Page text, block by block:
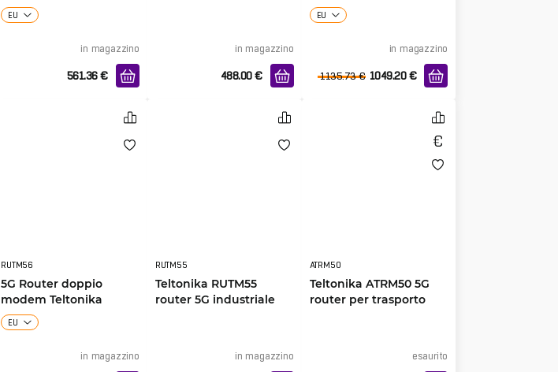
EU
in magazzino
561.36 €
in magazzino
488.00 €
EU
in magazzino
1135.73 € 1049.20 €
RUTM56
5G Router doppio
modem Teltonika
RUTM56
EU
in magazzino
RUTM55
Teltonika RUTM55
router 5G industriale
in magazzino
ATRM50
Teltonika ATRM50 5G
router per trasporto
esaurito